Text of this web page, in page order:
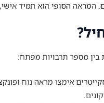
המראה הסופי הוא תמיד
בין מספר תרבויות מפתח:
בקליפורניה, סקייטרים אימצו